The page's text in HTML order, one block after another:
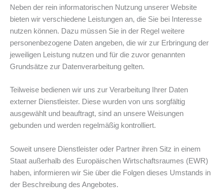
Neben der rein informatorischen Nutzung unserer Website
bieten wir verschiedene Leistungen an, die Sie bei Interesse
nutzen können. Dazu müssen Sie in der Regel weitere
personenbezogene Daten angeben, die wir zur Erbringung der
jeweiligen Leistung nutzen und für die zuvor genannten
Grundsätze zur Datenverarbeitung gelten.
Teilweise bedienen wir uns zur Verarbeitung Ihrer Daten
externer Dienstleister. Diese wurden von uns sorgfältig
ausgewählt und beauftragt, sind an unsere Weisungen
gebunden und werden regelmäßig kontrolliert.
Soweit unsere Dienstleister oder Partner ihren Sitz in einem
Staat außerhalb des Europäischen Wirtschaftsraumes (EWR)
haben, informieren wir Sie über die Folgen dieses Umstands in
der Beschreibung des Angebotes.